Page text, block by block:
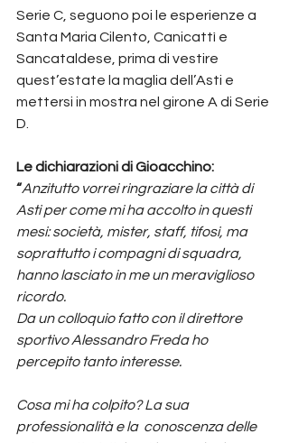
Serie C, seguono poi le esperienze a
Santa Maria Cilento, Canicattì e
Sancataldese, prima di vestire
quest’estate la maglia dell’Asti e
mettersi in mostra nel girone A di Serie
D.
Le dichiarazioni di Gioacchino:
“Anzitutto vorrei ringraziare la città di
Asti per come mi ha accolto in questi
mesi: società, mister, staff, tifosi, ma
soprattutto i compagni di squadra,
hanno lasciato in me un meraviglioso
ricordo.
Da un colloquio fatto con il direttore
sportivo Alessandro Freda ho
percepito tanto interesse.
Cosa mi ha colpito? La sua
professionalità e la  conoscenza delle